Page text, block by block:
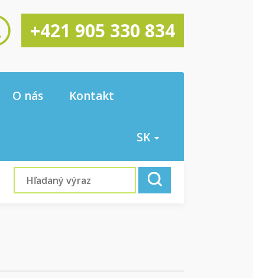
+421 905 330 834
O nás Kontakt
SK